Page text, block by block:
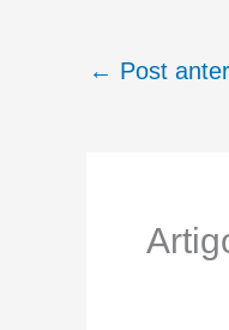
← Post